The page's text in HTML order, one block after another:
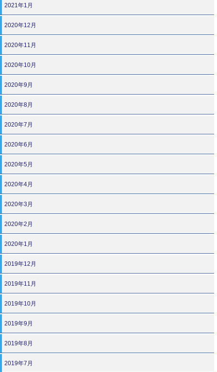
2021年1月
2020年12月
2020年11月
2020年10月
2020年9月
2020年8月
2020年7月
2020年6月
2020年5月
2020年4月
2020年3月
2020年2月
2020年1月
2019年12月
2019年11月
2019年10月
2019年9月
2019年8月
2019年7月